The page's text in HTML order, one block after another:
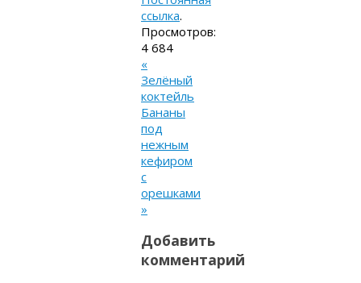
ссылка.
Просмотров:
4 684
«
Зелёный
коктейль
Бананы
под
нежным
кефиром
с
орешками
»
Добавить
комментарий